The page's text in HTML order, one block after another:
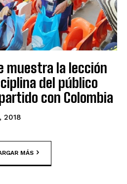
muestra la lección
del público
con Colombia
2018
MÁS